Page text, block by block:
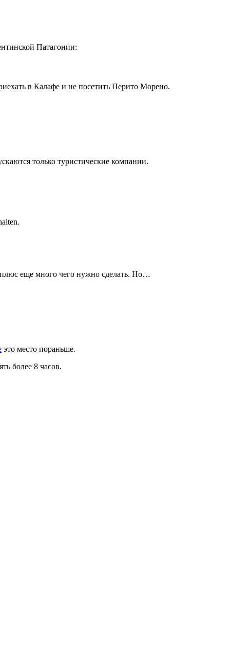
Патагонии:
в Калафе и не посетить Перито Морено.
только туристические компании.
плюс еще много чего нужно сделать. Но…
это место пораньше.
более 8 часов.